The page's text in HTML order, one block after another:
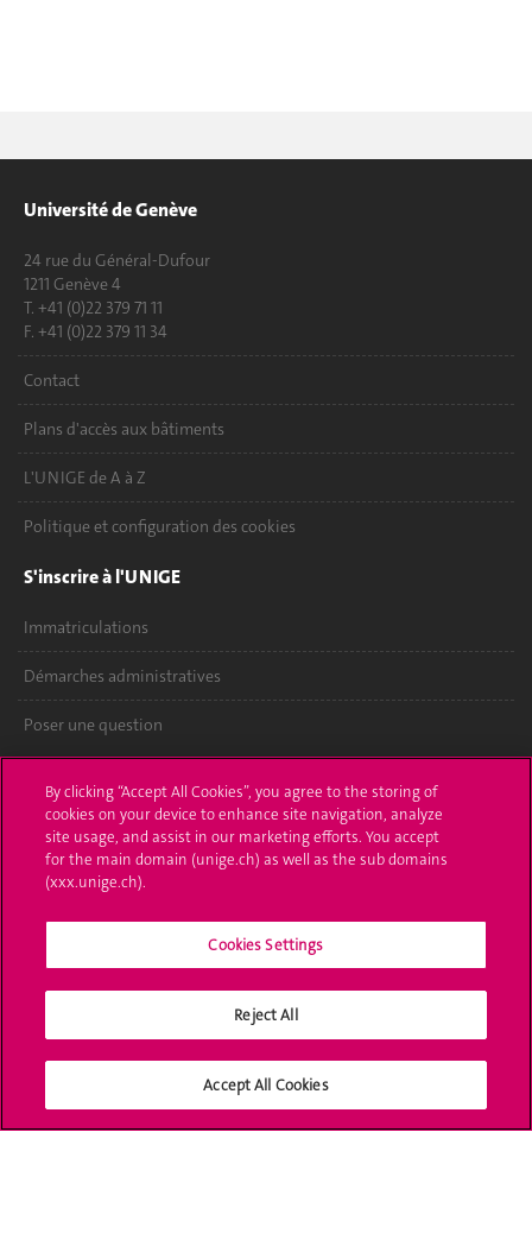
Université de Genève
24 rue du Général-Dufour
1211 Genève 4
T. +41 (0)22 379 71 11
F. +41 (0)22 379 11 34
Contact
Plans d'accès aux bâtiments
L'UNIGE de A à Z
Politique et configuration des cookies
S'inscrire à l'UNIGE
Immatriculations
Démarches administratives
Poser une question
UNIGE Mobile
Médias
Offres d'emploi
Bibliothèque
Médias sociaux UNIGE
By clicking “Accept All Cookies”, you agree to the storing of
cookies on your device to enhance site navigation, analyze
site usage, and assist in our marketing efforts. You accept
for the main domain (unige.ch) as well as the sub domains
(xxx.unige.ch).
Cookies Settings
Reject All
Accept All Cookies